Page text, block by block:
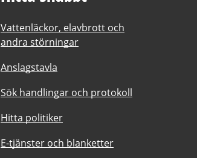
Vattenläckor, elavbrott och
andra störningar
Anslagstavla
Sök handlingar och protokoll
Hitta politiker
E-tjänster och blanketter